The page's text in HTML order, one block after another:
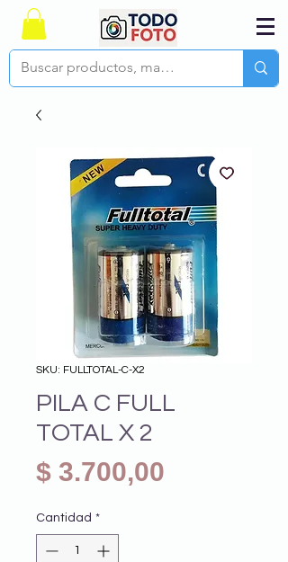
SKU: FULLTOTAL-C-X2
PILA C FULL
TOTAL X 2
$ 3.700,00
Cantidad *